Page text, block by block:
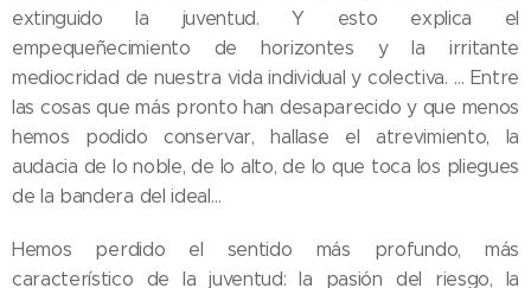
extinguido la juventud. Y esto explica el
empequeñecimiento de horizontes y la irritante
mediocridad de nuestra vida individual y colectiva. … Entre
las cosas que más pronto han desaparecido y que menos
hemos podido conservar, hallase el atrevimiento, la
audacia de lo noble, de lo alto, de lo que toca los pliegues
de la bandera del ideal…
Hemos perdido el sentido más profundo, más
característico de la juventud: la pasión del riesgo, la